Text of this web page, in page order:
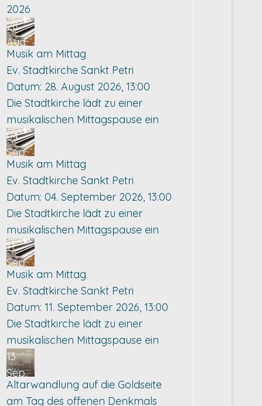
2026
28
Aug.
Musik am Mittag
Ev. Stadtkirche Sankt Petri
Datum: 28. August 2026, 13:00
Die Stadtkirche lädt zu einer
musikalischen Mittagspause ein
04
Sep.
Musik am Mittag
Ev. Stadtkirche Sankt Petri
Datum: 04. September 2026, 13:00
Die Stadtkirche lädt zu einer
musikalischen Mittagspause ein
11
Sep.
Musik am Mittag
Ev. Stadtkirche Sankt Petri
Datum: 11. September 2026, 13:00
Die Stadtkirche lädt zu einer
musikalischen Mittagspause ein
13
Sep.
Altarwandlung auf die Goldseite
am Tag des offenen Denkmals